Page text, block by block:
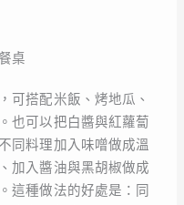
桌
可搭配米飯、烤地瓜、
也可以把白醬與紅蘿蔔
同料理加入味噌做成溫
加入醬油與黑胡椒做成
這種做法的好處是：同